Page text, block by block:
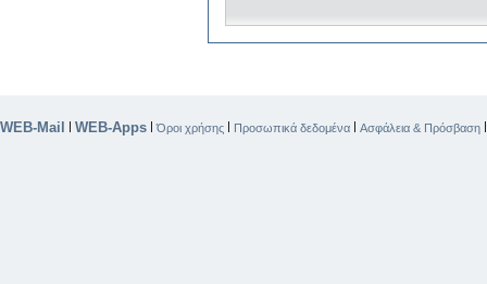
WEB-Mail | WEB-Apps |Όροι χρήσης | Προσωπικά δεδομένα | Ασφάλεια & Πρόσβαση